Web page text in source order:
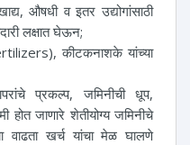
औषधी व इतर उद्योगांसाठी
लक्षात घेऊन;
कीटकनाशके यांच्या
प्रकल्प, जमिनीची धूप,
होत जाणारे शेतीयोग्य जमिनीचे
वाढता खर्च यांचा मेळ घालणे